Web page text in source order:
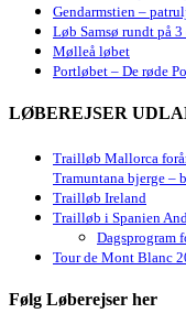
Gendarmstien –
Løb Samsø rundt på
Mølleå løbet
Portløbet – De røde
LØBEREJSER
Trailløb Mallorca
Tramuntana bjerge –
Trailløb Ireland
Trailløb i Spanien
Dagsprogram
Tour de Mont Blanc
Følg Løberejser her